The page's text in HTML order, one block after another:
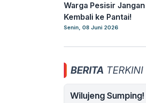
Warga Pesisir Jangan
Kembali ke Pantai!
Senin, 08 Juni 2026
BERITA TERKINI
Wilujeng